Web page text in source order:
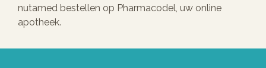
nutamed bestellen op Pharmacodel, uw online
apotheek.